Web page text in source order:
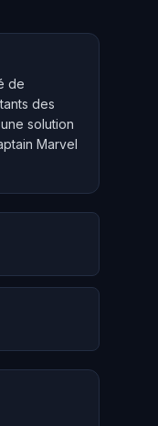
de
des
solution
Marvel